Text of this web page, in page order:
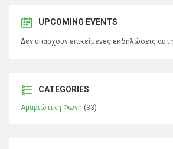
UPCOMING EVENTS
Δεν υπάρχουν επικείμενες εκδηλώσεις
CATEGORIES
Αμαριώτικη Φωνή (33)